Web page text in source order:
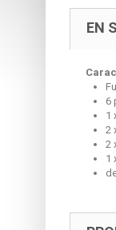
EN
6
1
2
2
1